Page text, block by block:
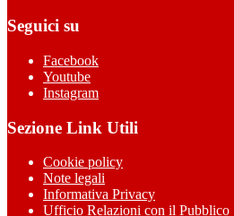
Seguici su
Facebook
Youtube
Instagram
Sezione Link Utili
Cookie policy
Note legali
Informativa Privacy
Ufficio Relazioni con il Pubblico